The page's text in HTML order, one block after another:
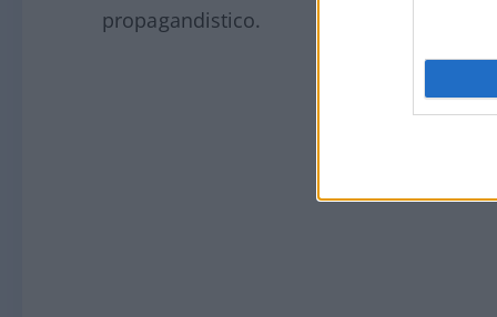
propagandistico.